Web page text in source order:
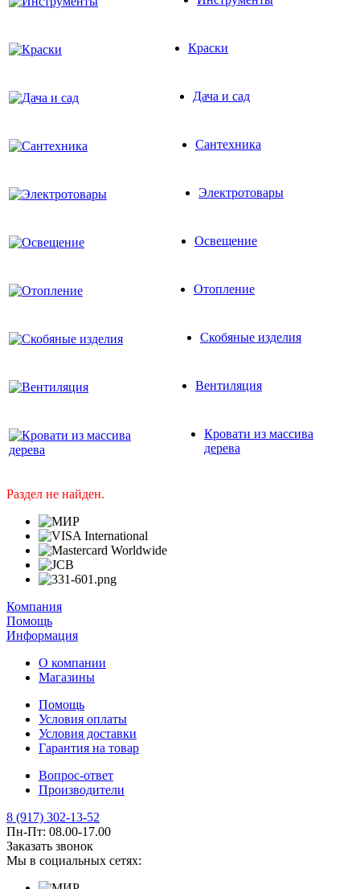
Стройматериалы
Инструменты
Краски
Дача и сад
Сантехника
Электротовары
Освещение
Отопление
Скобяные изделия
Вентиляция
Раздел не найден.
Компания
Помощь
О компании
Магазины
Условия оплаты
Условия доставки
Вопрос-ответ
Производители